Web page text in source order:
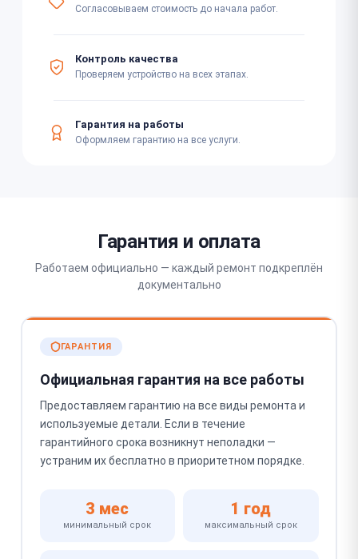
Согласовываем стоимость до начала работ.
Контроль качества
Проверяем устройство на всех этапах.
Гарантия на работы
Оформляем гарантию на все услуги.
Гарантия и оплата
Работаем официально — каждый ремонт подкреплён
документально
ГАРАНТИЯ
Официальная гарантия на все работы
Предоставляем гарантию на все виды ремонта и
используемые детали. Если в течение
гарантийного срока возникнут неполадки —
устраним их бесплатно в приоритетном порядке.
3 мес
минимальный срок
1 год
максимальный срок